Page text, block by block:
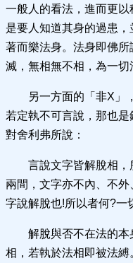
一般人的看法，進而更
是要人知道其身的過患
著而樂法身。法身即佛
滅，無相無不相，為一切
另一方面的「非X」
若定執不可言說，那也
對舍利弗所說：
言說文字皆解脫相
兩間，文字亦不內、不
字說解脫也!所以者何?一
解脫與否不在法的
相，若執於法相即被法